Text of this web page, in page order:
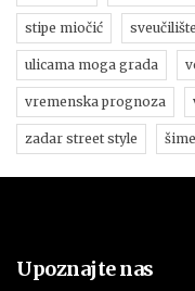
stipe miočić
ulicama moga grada
vremenska prognoza
zadar street style
Upoznajte nas